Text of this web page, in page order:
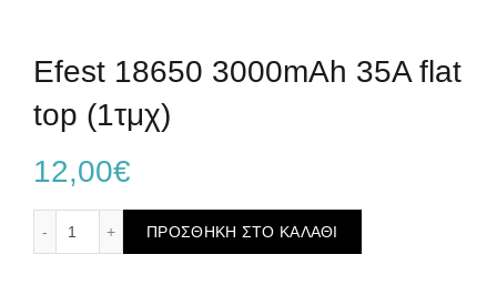
Efest 18650 3000mAh 35A flat
top (1τμχ)
12,00€
ΠΡΟΣΘΉΚΗ ΣΤΟ ΚΑΛΆΘΙ